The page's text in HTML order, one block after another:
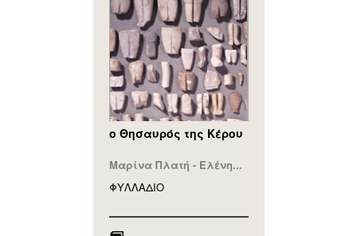
ο Θησαυρός της Κέρου
Μαρίνα Πλατή - Ελένη...
ΦΥΛΛAΔΙΟ